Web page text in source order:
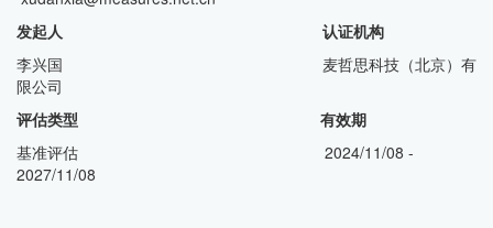
发起人 认证机构
李兴国 麦哲思科技（北京）有
限公司
评估类型 有效期
基准评估 2024/11/08 -
2027/11/08